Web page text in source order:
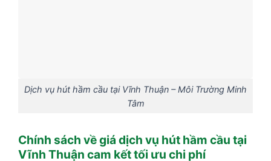
Dịch vụ hút hầm cầu tại Vĩnh Thuận – Môi Trường Minh
Tâm
Chính sách về giá dịch vụ hút hầm cầu tại
Vĩnh Thuận cam kết tối ưu chi phí